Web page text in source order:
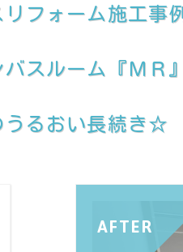
フォーム施工事
スルーム『ＭＲ
うるおい長続き☆
AFTER